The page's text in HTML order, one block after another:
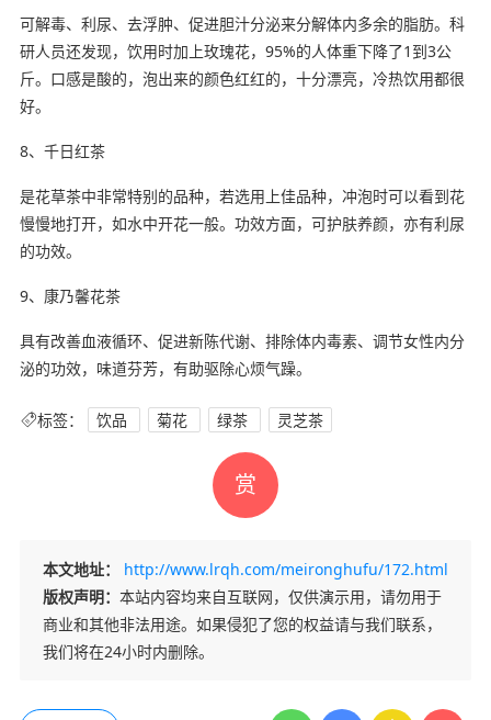
可解毒、利尿、去浮肿、促进胆汁分泌来分解体内多余的脂肪。科
研人员还发现，饮用时加上玫瑰花，95%的人体重下降了1到3公
斤。口感是酸的，泡出来的颜色红红的，十分漂亮，冷热饮用都很
好。
8、千日红茶
是花草茶中非常特别的品种，若选用上佳品种，冲泡时可以看到花
慢慢地打开，如水中开花一般。功效方面，可护肤养颜，亦有利尿
的功效。
9、康乃馨花茶
具有改善血液循环、促进新陈代谢、排除体内毒素、调节女性内分
泌的功效，味道芬芳，有助驱除心烦气躁。
标签： 饮品 菊花 绿茶 灵芝茶
赏
本文地址：
http://www.lrqh.com/meironghufu/172.html
版权声明： 本站内容均来自互联网，仅供演示用，请勿用于
商业和其他非法用途。如果侵犯了您的权益请与我们联系，
我们将在24小时内删除。